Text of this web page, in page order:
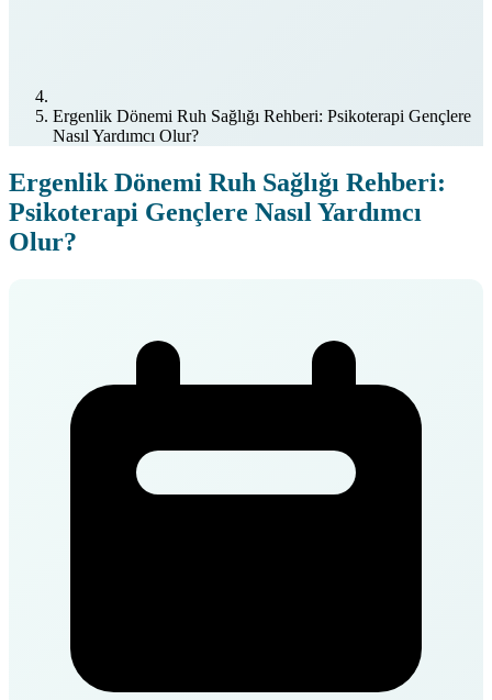
Ergenlik Dönemi Ruh Sağlığı Rehberi: Psikoterapi Gençlere
Nasıl Yardımcı Olur?
Ergenlik Dönemi Ruh Sağlığı Rehberi:
Psikoterapi Gençlere Nasıl Yardımcı
Olur?